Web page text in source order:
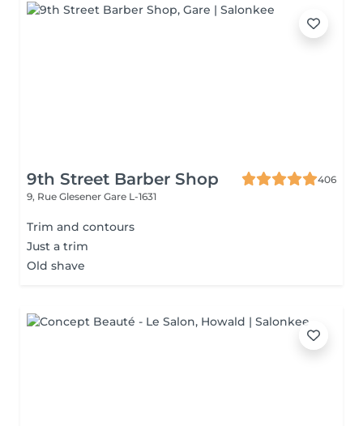
9th Street Barber Shop
406
9, Rue Glesener Gare L-1631
Trim and contours
Just a trim
Old shave